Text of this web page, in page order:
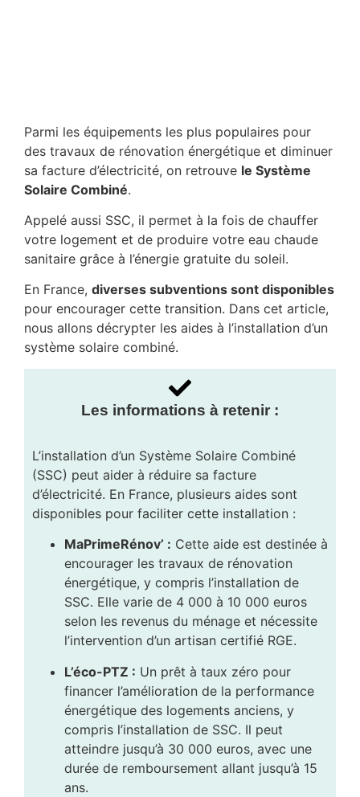
Parmi les équipements les plus populaires pour
des travaux de rénovation énergétique et diminuer
sa facture d’électricité, on retrouve le Système
Solaire Combiné.
Appelé aussi SSC, il permet à la fois de chauffer
votre logement et de produire votre eau chaude
sanitaire grâce à l’énergie gratuite du soleil.
En France, diverses subventions sont disponibles
pour encourager cette transition. Dans cet article,
nous allons décrypter les aides à l’installation d’un
système solaire combiné.
Les informations à retenir :
L’installation d’un Système Solaire Combiné
(SSC) peut aider à réduire sa facture
d’électricité. En France, plusieurs aides sont
disponibles pour faciliter cette installation :
MaPrimeRénov’ : Cette aide est destinée à
encourager les travaux de rénovation
énergétique, y compris l’installation de
SSC. Elle varie de 4 000 à 10 000 euros
selon les revenus du ménage et nécessite
l’intervention d’un artisan certifié RGE.
L’éco-PTZ : Un prêt à taux zéro pour
financer l’amélioration de la performance
énergétique des logements anciens, y
compris l’installation de SSC. Il peut
atteindre jusqu’à 30 000 euros, avec une
durée de remboursement allant jusqu’à 15
ans.